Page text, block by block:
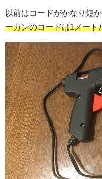
以前はコードがかなり短
ーガンのコードは1メート